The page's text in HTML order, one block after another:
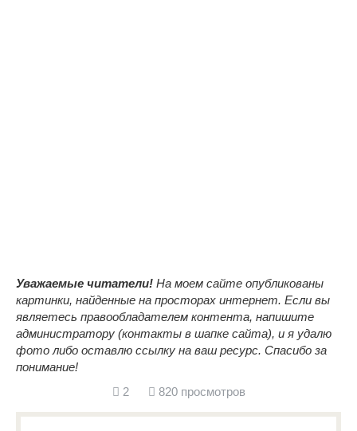
Уважаемые читатели! На моем сайте опубликованы
картинки, найденные на просторах интернет. Если вы
являетесь правообладателем контента, напишите
администратору (контакты в шапке сайта), и я удалю
фото либо оставлю ссылку на ваш ресурс. Спасибо за
понимание!
2
820 просмотров